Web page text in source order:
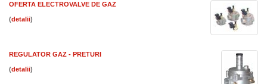
OFERTA ELECTROVALVE DE GAZ
( )
REGULATOR GAZ - PRETURI
( )